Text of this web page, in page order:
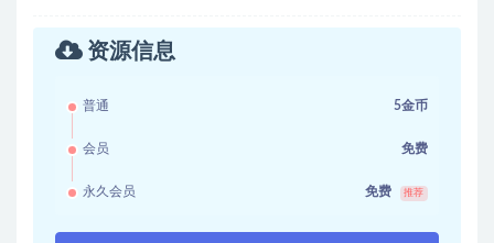
资源信息
普通 5金币
会员 免费
永久会员 免费 推荐